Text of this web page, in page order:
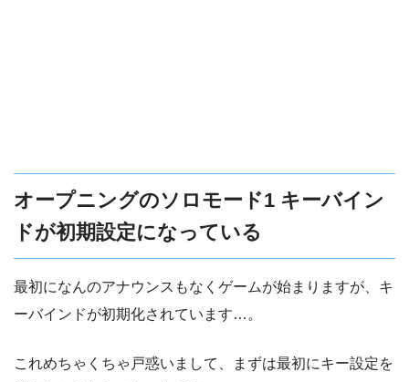
オープニングのソロモード1 キーバイン
ドが初期設定になっている
最初になんのアナウンスもなくゲームが始まりますが、キ
ーバインドが初期化されています…。
これめちゃくちゃ戸惑いまして、まずは最初にキー設定を